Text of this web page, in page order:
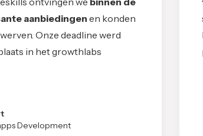
aanbiedingen en konden
Onze deadline werd
in het growthlabs
Development